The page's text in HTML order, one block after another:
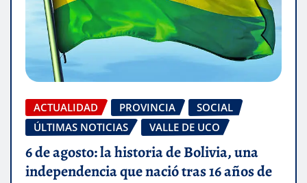
ACTUALIDAD PROVINCIA
SOCIAL
ÚLTIMAS NOTICIAS
VALLE DE UCO
6 de agosto: la historia de Bolivia, una
independencia que nació tras 16 años de